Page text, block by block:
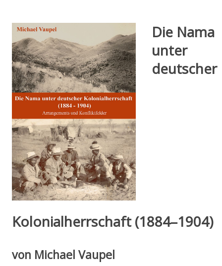
Die Nama
unter
deutscher
Kolonialherrschaft (1884–1904)
von Michael Vaupel